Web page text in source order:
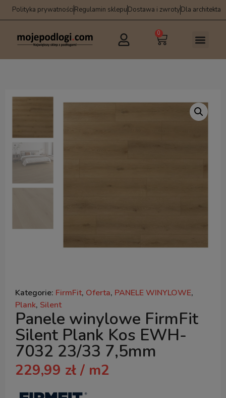
Polityka prywatnościRegulamin sklepuDostawa i zwrotyDla architekta
0
Kategorie: FirmFit, Oferta, PANELE WINYLOWE,
Plank, Silent
Panele winylowe FirmFit
Silent Plank Kos EWH-
7032 23/33 7,5mm
229,99 zł / m2